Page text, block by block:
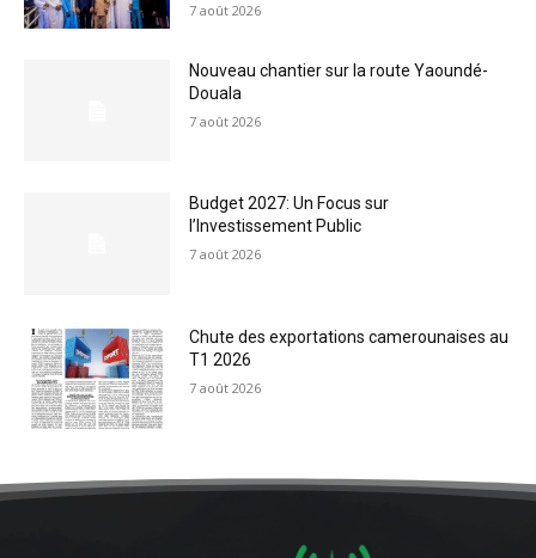
7 août 2026
Nouveau chantier sur la route Yaoundé-
Douala
7 août 2026
Budget 2027: Un Focus sur
l’Investissement Public
7 août 2026
Chute des exportations camerounaises au
T1 2026
7 août 2026